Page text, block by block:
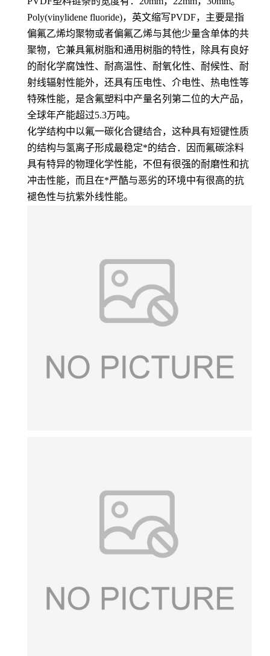
Poly(vinylidene fluoride)，英文缩写PVDF，主要是指
偏氟乙烯均聚物或者偏氟乙烯与其他少量含单体的共
聚物，它兼具氟树脂和通用树脂的特性，除具有良好
的耐化学腐蚀性、耐高温性、耐氧化性、耐候性、耐
射线辐射性能外，还具有压电性、介电性、热电性等
特殊性能，是含氟塑料中产量名列第二位的大产品，
全球年产能超过5.3万吨。
化学结构中以氟一碳化合键结合，这种具有短键性质
的结构与氢离子形成最稳定*的结合．因而氟碳涂料
具有特异的物理化学性能，不但有很强的耐磨性和抗
冲击性能，而且在*严酷与恶劣的环境中有很高的抗
褪色性与抗紫外线性能。